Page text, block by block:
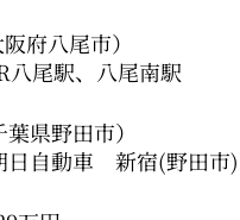
府八尾市）
、八尾南駅
田市）
新宿(野田市)